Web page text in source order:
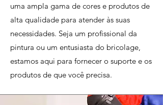
uma ampla gama de cores e produtos de
alta qualidade para atender às suas
necessidades. Seja um profissional da
pintura ou um entusiasta do bricolage,
estamos aqui para fornecer o suporte e os
produtos de que você precisa.